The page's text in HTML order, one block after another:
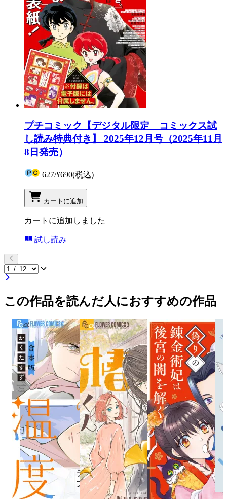
プチコミック【デジタル限定 コミックス試
し読み特典付き】 2025年12月号（2025年11月
8日発売）
627/¥690(税込)
カートに追加
カートに追加しました
試し読み
この作品を読んだ人におすすめの作品